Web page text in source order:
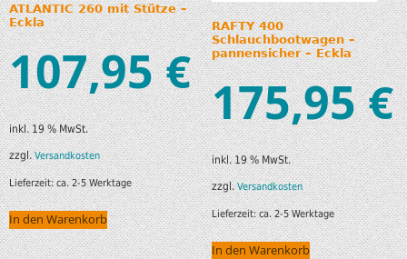
ATLANTIC 260 mit Stütze –
Eckla
107,95€
inkl. 19 % MwSt.
zzgl.Versandkosten
Lieferzeit:ca. 2-5 Werktage
In den Warenkorb
RAFTY 400
Schlauchbootwagen –
pannensicher – Eckla
175,95€
inkl. 19 % MwSt.
zzgl.Versandkosten
Lieferzeit:ca. 2-5 Werktage
In den Warenkorb